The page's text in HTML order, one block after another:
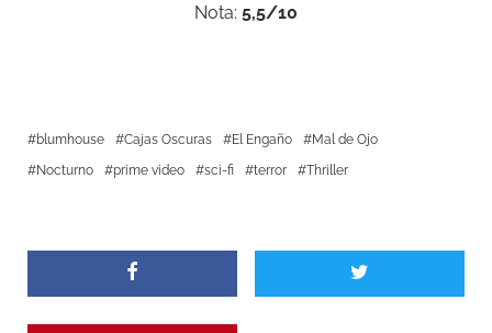
Nota: 5,5/10
blumhouse Cajas Oscuras El Engaño
Mal de Ojo
Nocturno
prime video sci-fi terror Thriller